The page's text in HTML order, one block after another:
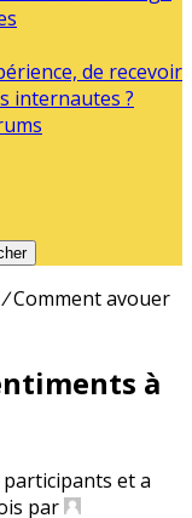
de recevoir
internautes ?
/Comment avouer
à
et a
par